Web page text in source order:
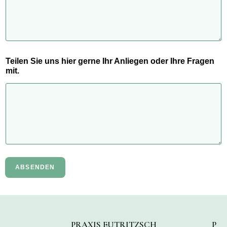
Teilen Sie uns hier gerne Ihr Anliegen oder Ihre Fragen
mit.
ABSENDEN
PRAXIS EUTRITZSCH
P